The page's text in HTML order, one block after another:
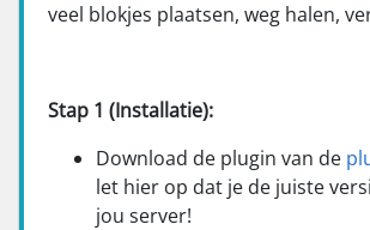
veel blokjes plaatsen, weg halen,
Stap 1 (Installatie):
Download de plugin van de
let hier op dat je de juiste
jou server!